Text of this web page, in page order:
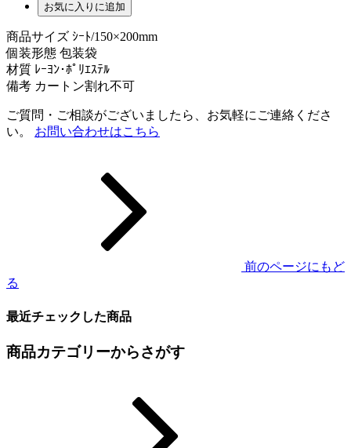
お気に入りに追加
商品サイズ ｼｰﾄ/150×200mm
個装形態 包装袋
材質 ﾚｰﾖﾝ･ﾎﾟﾘｴｽﾃﾙ
備考 カートン割れ不可
ご質問・ご相談がございましたら、お気軽にご連絡くださ
い。
お問い合わせはこちら
前のページにもど
る
最近チェックした商品
商品カテゴリーからさがす